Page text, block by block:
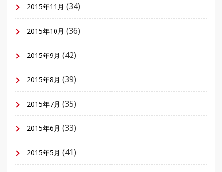
2015年11月 (34)
2015年10月 (36)
2015年9月 (42)
2015年8月 (39)
2015年7月 (35)
2015年6月 (33)
2015年5月 (41)